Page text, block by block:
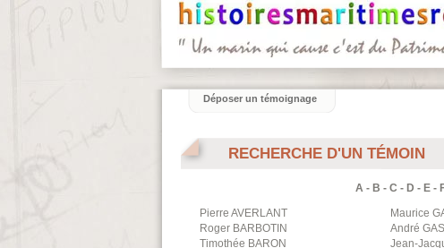
RECHERCHE D'UN TÉMOIN
A- B - C - D - E-
Pierre AVERLANT Maurice
Roger BARBOTIN André
Timothée BARON Jean-
Déposer un témoignage